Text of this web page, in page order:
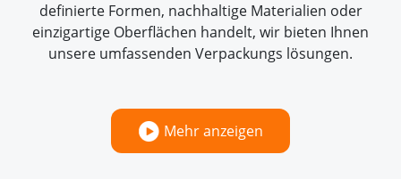
definierte Formen, nachhaltige Materialien oder
einzigartige Oberflächen handelt, wir bieten Ihnen
unsere umfassenden Verpackungs lösungen.
Mehr anzeigen